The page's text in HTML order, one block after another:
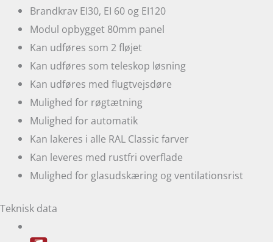
Brandkrav EI30, EI 60 og EI120
Modul opbygget 80mm panel
Kan udføres som 2 fløjet
Kan udføres som teleskop løsning
Kan udføres med flugtvejsdøre
Mulighed for røgtætning
Mulighed for automatik
Kan lakeres i alle RAL Classic farver
Kan leveres med rustfri overflade
Mulighed for glasudskæring og ventilationsrist
Teknisk data